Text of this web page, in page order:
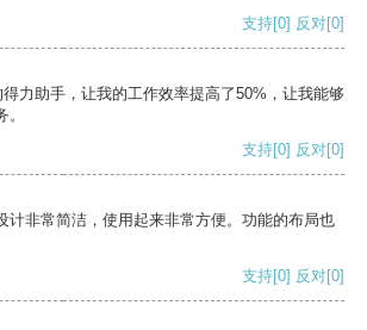
支持[0] 反对[0]
力助手，让我的工作效率提高了50%，让我能够
支持[0] 反对[0]
计非常简洁，使用起来非常方便。功能的布局也
支持[0] 反对[0]